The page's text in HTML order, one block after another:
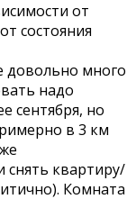
от
состояния
довольно много
надо
сентября, но
в 3 км
снять квартиру/
Комната